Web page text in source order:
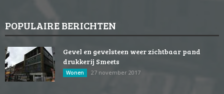
POPULAIRE BERICHTEN
Gevel en gevelsteen weer zichtbaar pand
drukkerij Smeets
Wonen 27 november 2017